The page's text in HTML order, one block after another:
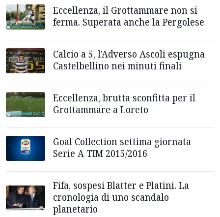
Eccellenza, il Grottammare non si
ferma. Superata anche la Pergolese
Calcio a 5, l'Adverso Ascoli espugna
Castelbellino nei minuti finali
Eccellenza, brutta sconfitta per il
Grottammare a Loreto
Goal Collection settima giornata
Serie A TIM 2015/2016
Fifa, sospesi Blatter e Platini. La
cronologia di uno scandalo
planetario